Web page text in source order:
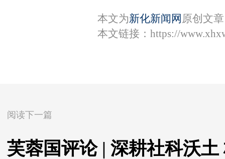
本文为新化新闻网 原创文
本文链接： https://
阅读下一篇
芙蓉国评论 | 深耕社科沃